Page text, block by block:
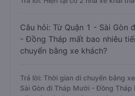
Câu hỏi: Từ Quận 1 - Sài Gòn
- Đồng Tháp mất bao nhiêu
chuyển bằng xe khách?
Trả lời: Thời gian di chuyển bằng
Sài Gòn đi Tháp Mười - Đồng Tháp